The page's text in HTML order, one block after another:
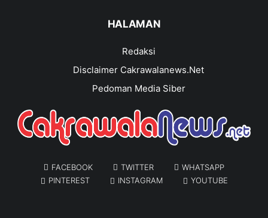
HALAMAN
Redaksi
Disclaimer Cakrawalanews.Net
Pedoman Media Siber
FACEBOOK TWITTER
WHATSAPP
PINTEREST
INSTAGRAM YOUTUBE